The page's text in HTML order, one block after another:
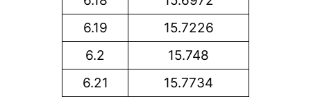
6.19
15.7226
6.2
15.748
6.21
15.7734